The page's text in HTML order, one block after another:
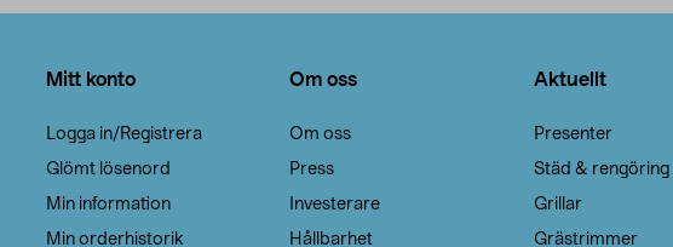
Mitt konto
Logga in/Registrera
Glömt lösenord
Min information
Min orderhistorik
Om oss
Om oss
Press
Investerare
Hållbarhet
Aktuellt
Presenter
Städ & rengöring
Grillar
Grästrimmer